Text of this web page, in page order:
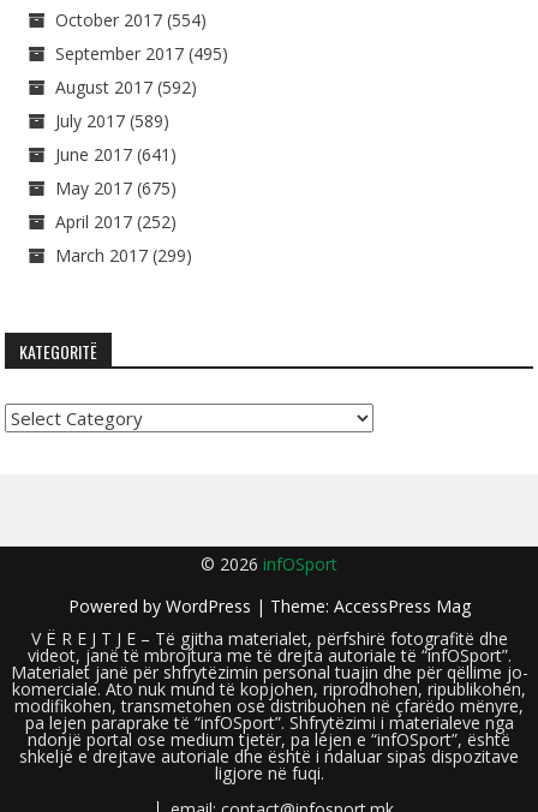
October 2017 (554)
September 2017 (495)
August 2017 (592)
July 2017 (589)
June 2017 (641)
May 2017 (675)
April 2017 (252)
March 2017 (299)
KATEGORITË
Kategoritë
© 2026 infOSport
Powered by WordPress | Theme: AccessPress Mag
V Ë R E J T J E – Të gjitha materialet, përfshirë fotografitë dhe
videot, janë të mbrojtura me të drejta autoriale të “infOSport”.
Materialet janë për shfrytëzimin personal tuajin dhe për qëllime jo-
komerciale. Ato nuk mund të kopjohen, riprodhohen, ripublikohen,
modifikohen, transmetohen ose distribuohen në çfarëdo mënyre,
pa lejen paraprake të “infOSport”. Shfrytëzimi i materialeve nga
ndonjë portal ose medium tjetër, pa lejen e “infOSport”, është
shkelje e drejtave autoriale dhe është i ndaluar sipas dispozitave
ligjore në fuqi.